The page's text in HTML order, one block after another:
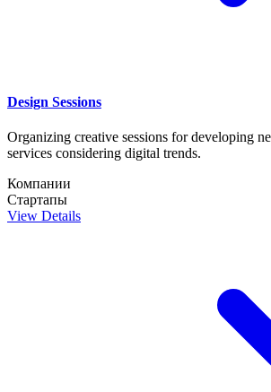
Design Sessions
Organizing creative sessions for developing
services considering digital trends.
Компании
Стартапы
View Details